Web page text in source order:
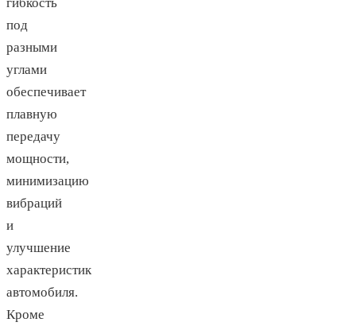
под
разными
углами
обеспечивает
плавную
передачу
мощности,
минимизацию
вибраций
и
улучшение
характеристик
автомобиля.
Кроме